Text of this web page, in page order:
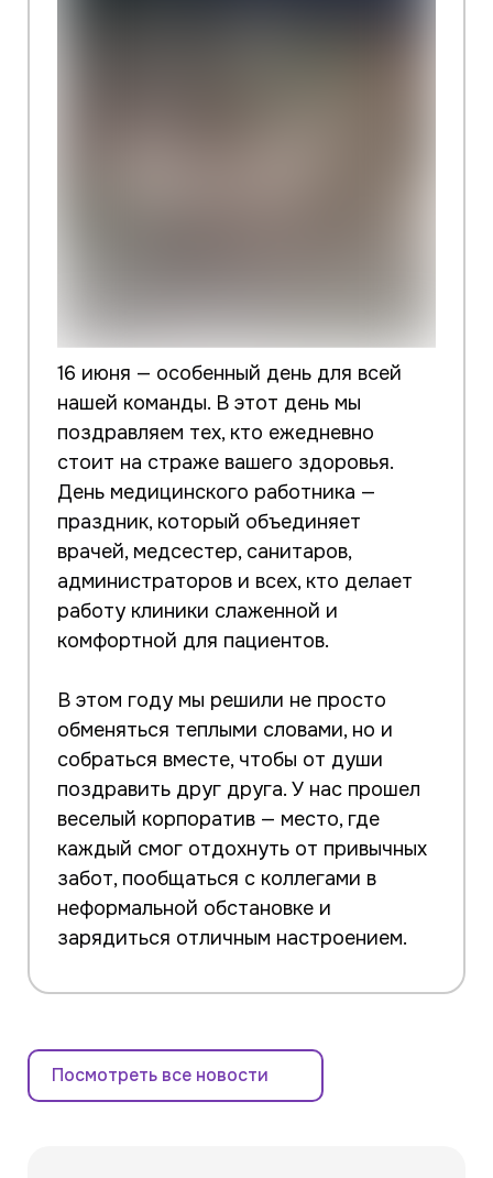
16 июня — особенный день для всей
нашей команды. В этот день мы
поздравляем тех, кто ежедневно
стоит на страже вашего здоровья.
День медицинского работника —
праздник, который объединяет
врачей, медсестер, санитаров,
администраторов и всех, кто делает
работу клиники слаженной и
комфортной для пациентов.
В этом году мы решили не просто
обменяться теплыми словами, но и
собраться вместе, чтобы от души
поздравить друг друга. У нас прошел
веселый корпоратив — место, где
каждый смог отдохнуть от привычных
забот, пообщаться с коллегами в
неформальной обстановке и
зарядиться отличным настроением.
Посмотреть все новости